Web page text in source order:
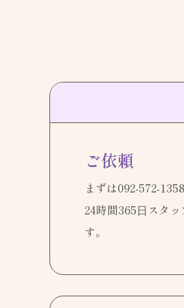
ご依頼
まずは092-572-1358
24時間365⽇スタ
す。